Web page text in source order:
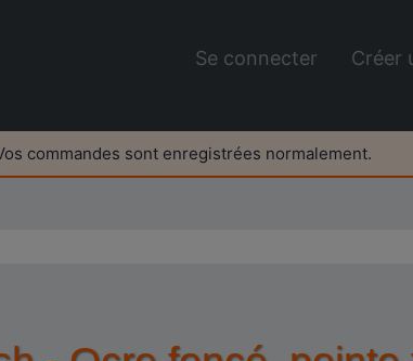
Se connecter Créer
commandes sont enregistrées normalement.